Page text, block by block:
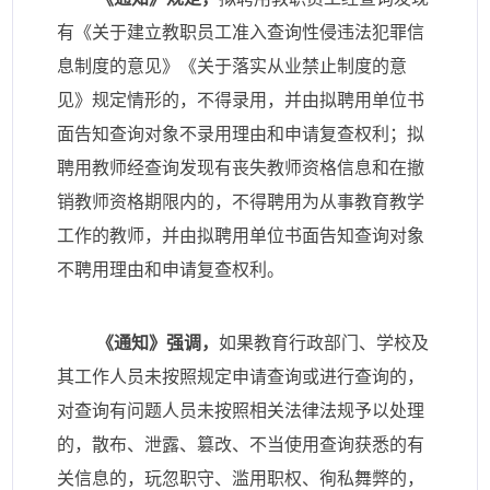
有《关于建立教职员工准入查询性侵违法犯罪信
息制度的意见》《关于落实从业禁止制度的意
见》规定情形的，不得录用，并由拟聘用单位书
面告知查询对象不录用理由和申请复查权利；拟
聘用教师经查询发现有丧失教师资格信息和在撤
销教师资格期限内的，不得聘用为从事教育教学
工作的教师，并由拟聘用单位书面告知查询对象
不聘用理由和申请复查权利。
《通知》强调，如果教育行政部门、学校及
其工作人员未按照规定申请查询或进行查询的，
对查询有问题人员未按照相关法律法规予以处理
的，散布、泄露、篡改、不当使用查询获悉的有
关信息的，玩忽职守、滥用职权、徇私舞弊的，